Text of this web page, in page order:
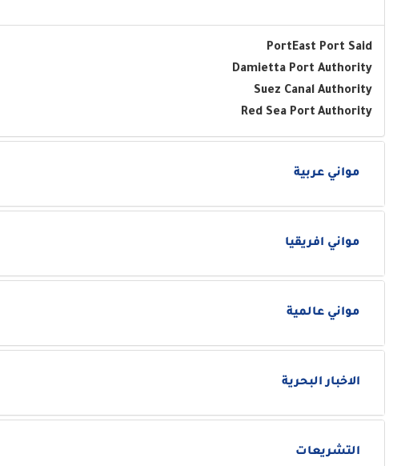
East Port Said
Port
Damietta Port Authority
Suez Canal Authority
Red Sea Port Authority
مواني عربية
مواني افريقيا
مواني عالمية
الاخبار البحرية
التشريعات